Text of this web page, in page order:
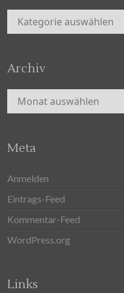
Kategorien
Archiv
Archiv
Meta
Anmelden
Eintrags-Feed
Kommentar-Feed
WordPress.org
Links